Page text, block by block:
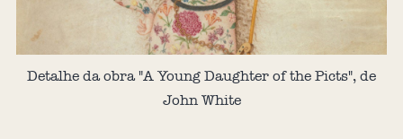
Detalhe da obra "A Young Daughter of the Picts", de
John White